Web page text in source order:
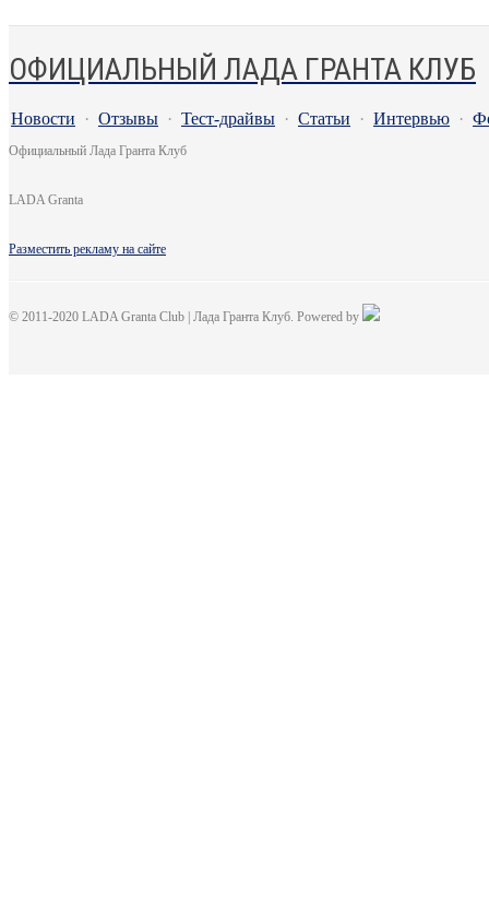
ОФИЦИАЛЬНЫЙ ЛАДА ГРАНТА КЛУБ
Новости · Отзывы · Тест-драйвы · Статьи · Интервью ·
Официальный Лада Гранта Клуб
LADA Granta
Разместить рекламу на сайте
© 2011-2020 LADA Granta Club | Лада Гранта Клуб. Powered by